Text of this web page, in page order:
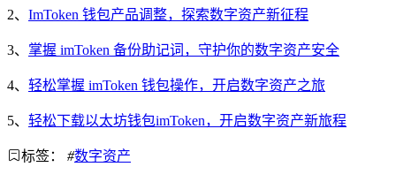
2、 ImToken 钱包产品调整，探索数字资产新征程
3、 掌握 imToken 备份助记词，守护你的数字资产安全
4、 轻松掌握 imToken 钱包操作，开启数字资产之旅
5、 轻松下载以太坊钱包imToken，开启数字资产新旅程
标签： #数字资产